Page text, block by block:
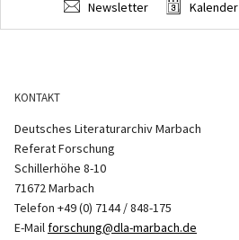
Newsletter Kalender
KONTAKT
Deutsches Literaturarchiv Marbach
Referat Forschung
Schillerhöhe 8-10
71672 Marbach
Telefon +49 (0) 7144 / 848-175
E-Mailforschung@dla-marbach.de